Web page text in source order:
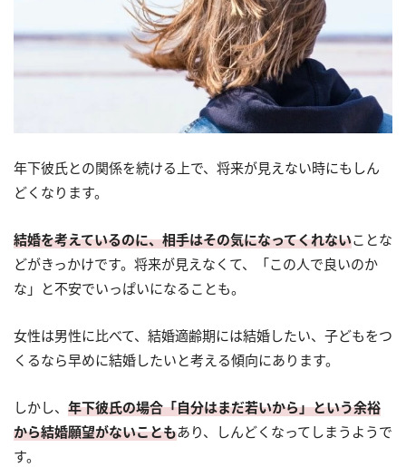
年下彼氏との関係を続ける上で、将来が見えない時にもしん
どくなります。
結婚を考えているのに、相手はその気になってくれないことな
どがきっかけです。将来が見えなくて、「この人で良いのか
な」と不安でいっぱいになることも。
女性は男性に比べて、結婚適齢期には結婚したい、子どもをつ
くるなら早めに結婚したいと考える傾向にあります。
しかし、 年下彼氏の場合「自分はまだ若いから」という余裕
から結婚願望がないこともあり、しんどくなってしまうようで
す。